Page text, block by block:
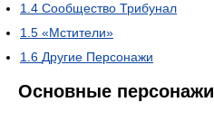
1.4 Сообщество Трибунал
1.5 «Мстители»
1.6 Другие Персонажи
Основные персонажи